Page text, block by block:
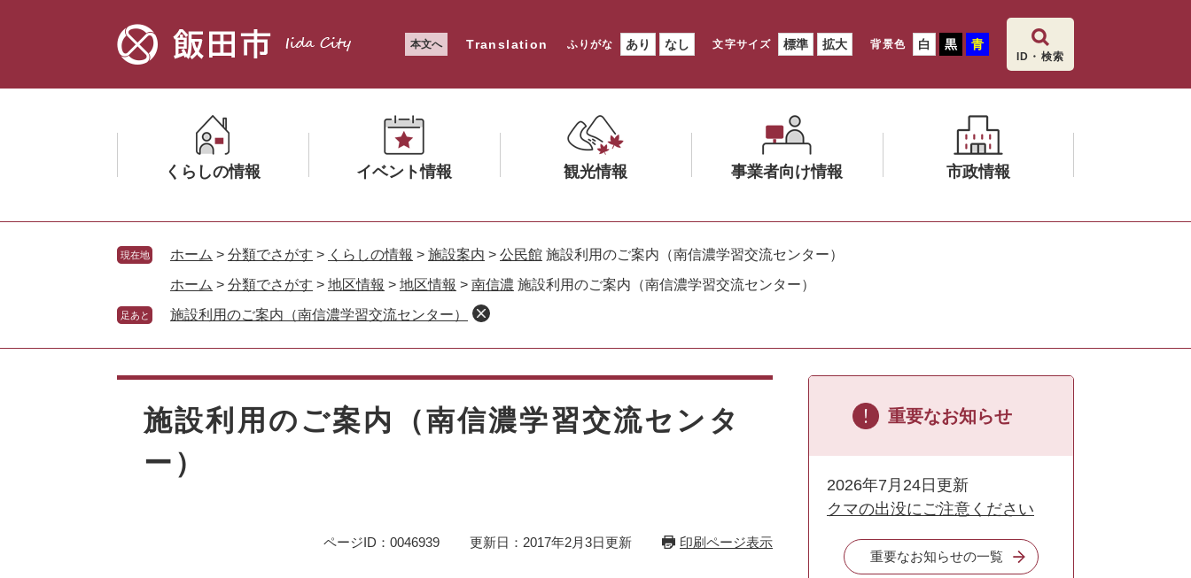
文
本文へ Translation ふりがな あり なし 文字サイズ 標準 拡大 背景色 白 黒 青
ID・検索
くらしの情報
ニ
を
く
イベント情報
ニ
ー
を
く
観光情報
ニ
ュ
ー
く
事業者向け情報
ニ
ー
く
市政情報
く
現在地 ホーム > 分類でさがす > くらしの情報 > 施設案内 > 公民館 施設利用のご案内（南信濃学習交流センター）
ホーム > 分類でさがす > 地区情報 > 地区情報 > 南信濃 施設利用のご案内（南信濃学習交流センター）
足あと 施設利用のご案内（南信濃学習交流センター）
施設利用のご案内（南信濃学習交流センタ
ー）
ページID：0046939 更新日：2017年2月3日更新 印刷ページ表示
重要なお知らせ
2026年7月24日更新
クマの出没にご注意ください
重要なお知らせの一覧